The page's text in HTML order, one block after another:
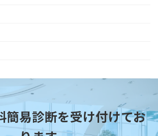
簡易診断を受け付けてお